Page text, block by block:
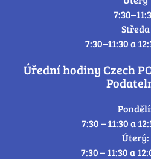
Středa
7:30–11:30 a
Úřední hodiny Czech
7:30 – 11:30 a
Úterý:
7:30 – 11:30 a